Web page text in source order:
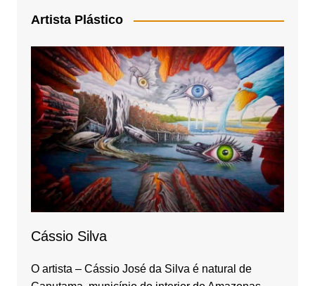
e
b
o
o
k
gr
a
m
Artista Plástico
Cássio Silva
O artista – Cássio José da Silva é natural de